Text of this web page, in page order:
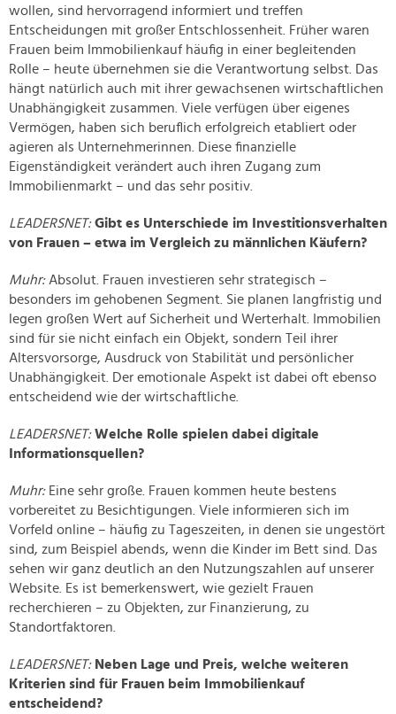
wollen, sind hervorragend informiert und treffen
Entscheidungen mit großer Entschlossenheit. Früher waren
Frauen beim Immobilienkauf häufig in einer begleitenden
Rolle – heute übernehmen sie die Verantwortung selbst. Das
hängt natürlich auch mit ihrer gewachsenen wirtschaftlichen
Unabhängigkeit zusammen. Viele verfügen über eigenes
Vermögen, haben sich beruflich erfolgreich etabliert oder
agieren als Unternehmerinnen. Diese finanzielle
Eigenständigkeit verändert auch ihren Zugang zum
Immobilienmarkt – und das sehr positiv.
LEADERSNET: Gibt es Unterschiede im Investitionsverhalten
von Frauen – etwa im Vergleich zu männlichen Käufern?
Muhr:Absolut. Frauen investieren sehr strategisch –
besonders im gehobenen Segment. Sie planen langfristig und
legen großen Wert auf Sicherheit und Werterhalt. Immobilien
sind für sie nicht einfach ein Objekt, sondern Teil ihrer
Altersvorsorge, Ausdruck von Stabilität und persönlicher
Unabhängigkeit. Der emotionale Aspekt ist dabei oft ebenso
entscheidend wie der wirtschaftliche.
LEADERSNET: Welche Rolle spielen dabei digitale
Informationsquellen?
Muhr:Eine sehr große. Frauen kommen heute bestens
vorbereitet zu Besichtigungen. Viele informieren sich im
Vorfeld online – häufig zu Tageszeiten, in denen sie ungestört
sind, zum Beispiel abends, wenn die Kinder im Bett sind. Das
sehen wir ganz deutlich an den Nutzungszahlen auf unserer
Website. Es ist bemerkenswert, wie gezielt Frauen
recherchieren – zu Objekten, zur Finanzierung, zu
Standortfaktoren.
LEADERSNET: Neben Lage und Preis, welche weiteren
Kriterien sind für Frauen beim Immobilienkauf
entscheidend?